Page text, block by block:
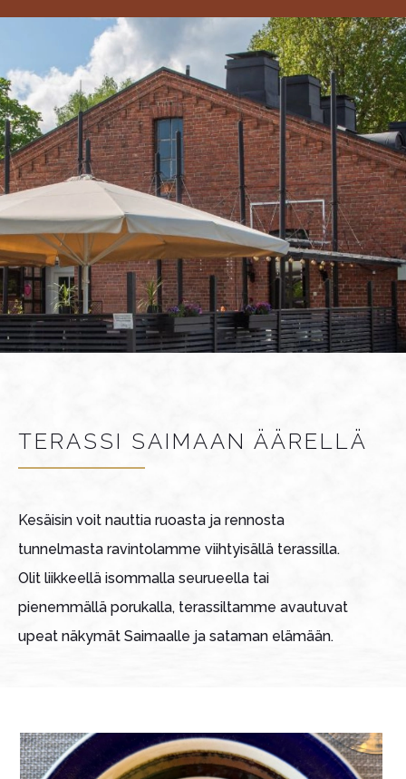
TERASSI SAIMAAN ÄÄRELLÄ
Kesäisin voit nauttia ruoasta ja rennosta
tunnelmasta ravintolamme viihtyisällä terassilla.
Olit liikkeellä isommalla seurueella tai
pienemmällä porukalla, terassiltamme avautuvat
upeat näkymät Saimaalle ja sataman elämään.